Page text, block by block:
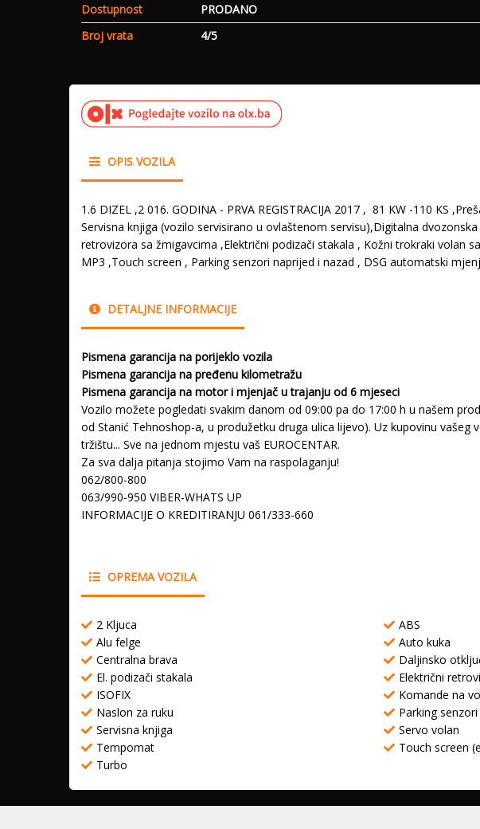
Dostupnost
PRODANO
Broj vrata
4/5
OPIS VOZILA
1.6 DIZEL ,2 016. GODINA - PRVA REGISTRACIJA 2017 , 81 KW -110 KS
Servisna knjiga (vozilo servisirano u ovlaštenom servisu),Digitalna
retrovizora sa žmigavcima ,Električni podizači stakala , Kožni trokraki volan
MP3 ,Touch screen , Parking senzori naprijed i nazad , DSG automatski
DETALJNE INFORMACIJE
Pismena garancija na porijeklo vozila
Pismena garancija na pređenu kilometražu
Pismena garancija na motor i mjenjač u trajanju od 6 mjeseci
Vozilo možete pogledati svakim danom od 09:00 pa do 17:00 h u našem
od Stanić Tehnoshop-a, u produžetku druga ulica lijevo). Uz kupovinu
tržištu... Sve na jednom mjestu vaš EUROCENTAR.
Za sva dalja pitanja stojimo Vam na raspolaganju!
062/800-800
063/990-950 VIBER-WHATS UP
INFORMACIJE O KREDITIRANJU 061/333-660
OPREMA VOZILA
2 Kljuca ABS
Alu felge
Auto kuka
Centralna brava
Daljinsko
El. podizači stakala
Električni
ISOFIX
Komande na
Naslon za ruku
Parking
Servisna knjiga
Servo volan
Tempomat
Touch screen
Turbo